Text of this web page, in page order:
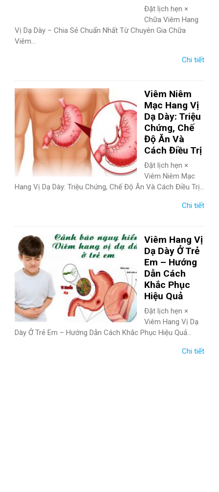
Đặt lịch hẹn ×
Chữa Viêm Hang
Vị Dạ Dày – Chia Sẻ Chuẩn Nhất Từ Chuyên Gia Chữa
Viêm...
Chi tiết
Viêm Niêm
Mạc Hang Vị
Dạ Dày: Triệu
Chứng, Chế
Độ Ăn Và
Cách Điều Trị
Đặt lịch hẹn ×
Viêm Niêm Mạc
Hang Vị Dạ Dày: Triệu Chứng, Chế Độ Ăn Và Cách Điều Trị...
Chi tiết
Viêm Hang Vị
Dạ Dày Ở Trẻ
Em – Hướng
Dẫn Cách
Khắc Phục
Hiệu Quả
Đặt lịch hẹn ×
Viêm Hang Vị Dạ
Dày Ở Trẻ Em – Hướng Dẫn Cách Khắc Phục Hiệu Quả...
Chi tiết